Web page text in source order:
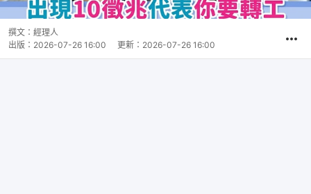
撰文： 經理人
出版： 2026-07-26 16:00 更新： 2026-07-26 16:00